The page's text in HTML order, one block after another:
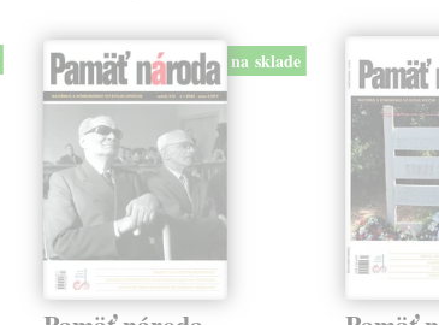
na sklade